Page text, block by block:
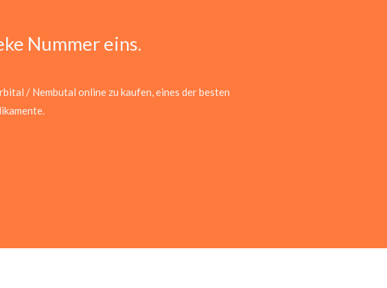
Nummer eins.
/ Nembutal online zu kaufen, eines der besten